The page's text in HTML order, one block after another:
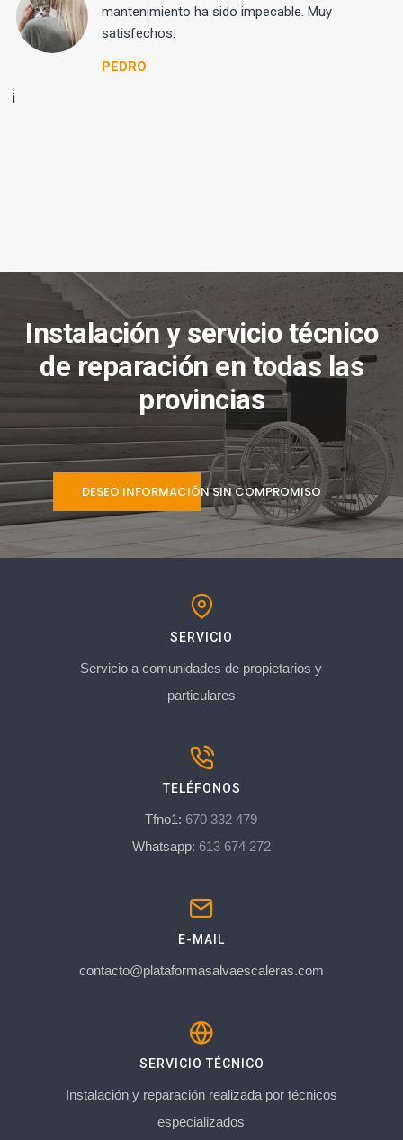
mantenimiento ha sido impecable. Muy
satisfechos.
PEDRO
Instalación y servicio técnico
de reparación en todas las
provincias
DESEO INFORMACIÓN SIN COMPROMISO
SERVICIO
Servicio a comunidades de propietarios y
particulares
TELÉFONOS
Tfno1: 670 332 479
Whatsapp: 613 674 272
E-MAIL
contacto@plataformasalvaescaleras.com
SERVICIO TÉCNICO
Instalación y reparación realizada por técnicos
especializados